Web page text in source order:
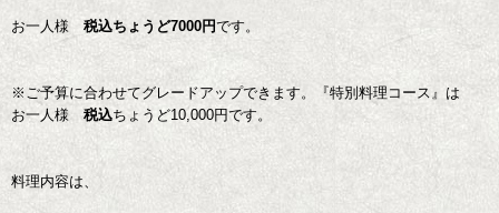
お一人様 税込ちょうど7000円です。
※ご予算に合わせてグレードアップできます。『特別料理コース』は
お一人様税込ちょうど10,000円です。
料理内容は、